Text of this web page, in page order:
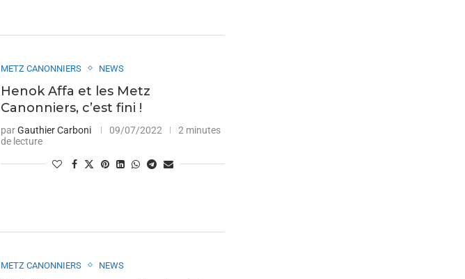
METZ CANONNIERS NEWS
Henok Affa et les Metz
Canonniers, c’est fini !
parGauthier Carboni 09/07/2022
2 minutes
de lecture
METZ CANONNIERS NEWS